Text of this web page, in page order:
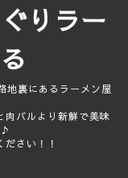
ラー
地裏にあるラーメン屋
肉バルより新鮮で美味
♪
さい！！